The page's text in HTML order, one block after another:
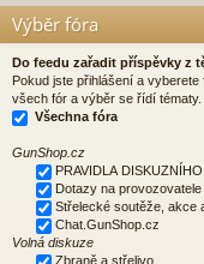
Výběr fóra
Do feedu zařadit příspěvky z
Pokud jste přihlášení a
všech fór a výběr se řídí tématy.
Všechna fóra
GunShop.cz
PRAVIDLA
Dotazy na
Střelecké soutěže, akce
Chat.GunShop.cz
Volná diskuze
Zbraně a střelivo